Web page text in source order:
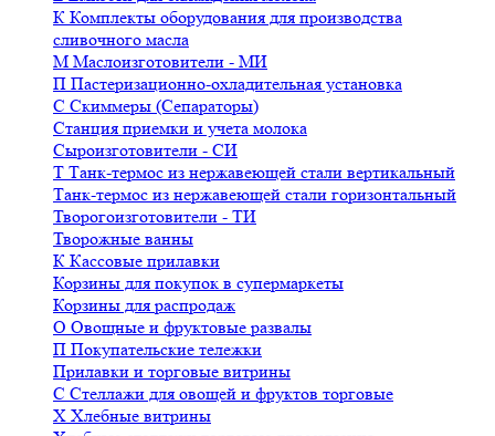
К Комплекты оборудования для производства
сливочного масла
М Маслоизготовители - МИ
П Пастеризационно-охладительная установка
С Скиммеры (Сепараторы)
Станция приемки и учета молока
Сыроизготовители - СИ
Т Танк-термос из нержавеющей стали вертикальный
Танк-термос из нержавеющей стали горизонтальный
Творогоизготовители - ТИ
Творожные ванны
К Кассовые прилавки
Корзины для покупок в супермаркеты
Корзины для распродаж
О Овощные и фруктовые развалы
П Покупательские тележки
Прилавки и торговые витрины
С Стеллажи для овощей и фруктов торговые
Х Хлебные витрины